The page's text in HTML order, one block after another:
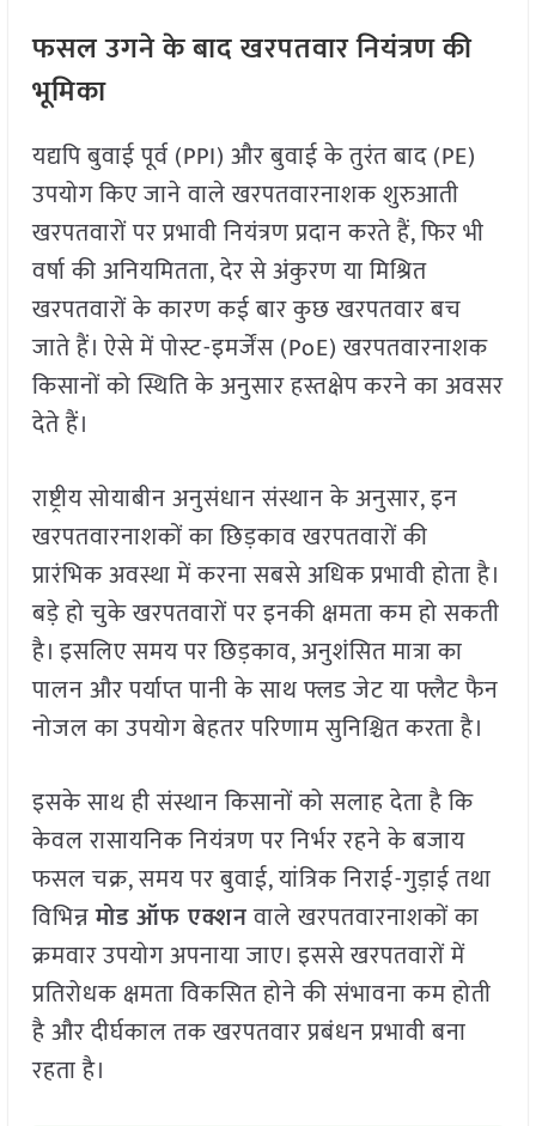
फसल उगने के बाद खरपतवार नियंत्रण की
भूमिका
यद्यपि बुवाई पूर्व (PPI) और बुवाई के तुरंत बाद (PE)
उपयोग किए जाने वाले खरपतवारनाशक शुरुआती
खरपतवारों पर प्रभावी नियंत्रण प्रदान करते हैं, फिर भी
वर्षा की अनियमितता, देर से अंकुरण या मिश्रित
खरपतवारों के कारण कई बार कुछ खरपतवार बच
जाते हैं। ऐसे में पोस्ट-इमर्जेंस (PoE) खरपतवारनाशक
किसानों को स्थिति के अनुसार हस्तक्षेप करने का अवसर
देते हैं।
राष्ट्रीय सोयाबीन अनुसंधान संस्थान के अनुसार, इन
खरपतवारनाशकों का छिड़काव खरपतवारों की
प्रारंभिक अवस्था में करना सबसे अधिक प्रभावी होता है।
बड़े हो चुके खरपतवारों पर इनकी क्षमता कम हो सकती
है। इसलिए समय पर छिड़काव, अनुशंसित मात्रा का
पालन और पर्याप्त पानी के साथ फ्लड जेट या फ्लैट फैन
नोजल का उपयोग बेहतर परिणाम सुनिश्चित करता है।
इसके साथ ही संस्थान किसानों को सलाह देता है कि
केवल रासायनिक नियंत्रण पर निर्भर रहने के बजाय
फसल चक्र, समय पर बुवाई, यांत्रिक निराई-गुड़ाई तथा
विभिन्नमोड ऑफ एक्शनवाले खरपतवारनाशकों का
क्रमवार उपयोग अपनाया जाए। इससे खरपतवारों में
प्रतिरोधक क्षमता विकसित होने की संभावना कम होती
है और दीर्घकाल तक खरपतवार प्रबंधन प्रभावी बना
रहता है।